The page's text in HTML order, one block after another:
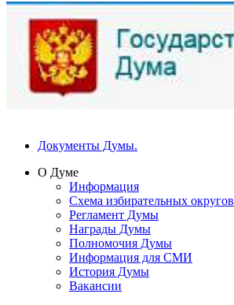
Документы Думы.
О Думе
Информация
Схема избирательных округов
Регламент Думы
Награды Думы
Полномочия Думы
Информация для СМИ
История Думы
Вакансии